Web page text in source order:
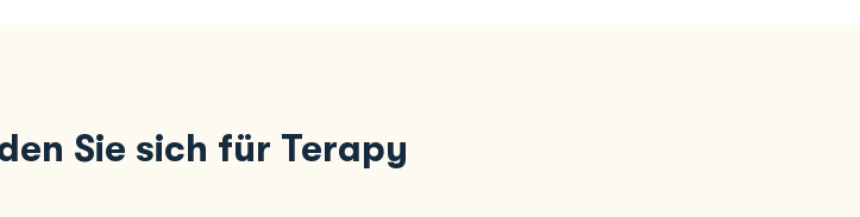
Sie sich für Terapy